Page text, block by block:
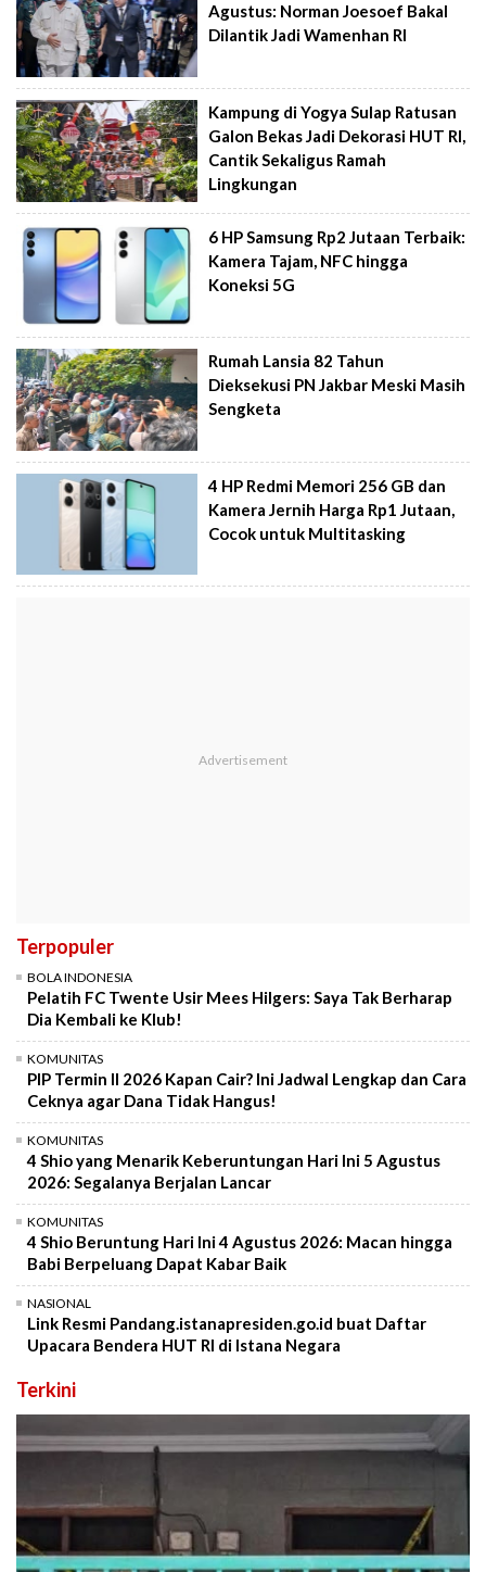
Agustus: Norman Joesoef Bakal
Dilantik Jadi Wamenhan RI
Kampung di Yogya Sulap Ratusan
Galon Bekas Jadi Dekorasi HUT RI,
Cantik Sekaligus Ramah
Lingkungan
6 HP Samsung Rp2 Jutaan Terbaik:
Kamera Tajam, NFC hingga
Koneksi 5G
Rumah Lansia 82 Tahun
Dieksekusi PN Jakbar Meski Masih
Sengketa
4 HP Redmi Memori 256 GB dan
Kamera Jernih Harga Rp1 Jutaan,
Cocok untuk Multitasking
Terpopuler
BOLA INDONESIA
Pelatih FC Twente Usir Mees Hilgers: Saya Tak Berharap
Dia Kembali ke Klub!
KOMUNITAS
PIP Termin II 2026 Kapan Cair? Ini Jadwal Lengkap dan Cara
Ceknya agar Dana Tidak Hangus!
KOMUNITAS
4 Shio yang Menarik Keberuntungan Hari Ini 5 Agustus
2026: Segalanya Berjalan Lancar
KOMUNITAS
4 Shio Beruntung Hari Ini 4 Agustus 2026: Macan hingga
Babi Berpeluang Dapat Kabar Baik
NASIONAL
Link Resmi Pandang.istanapresiden.go.id buat Daftar
Upacara Bendera HUT RI di Istana Negara
Terkini